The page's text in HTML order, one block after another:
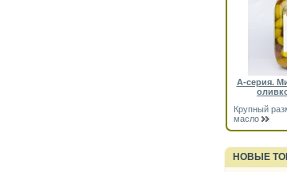
А-серия.
Крупный
масло
НОВЫЕ